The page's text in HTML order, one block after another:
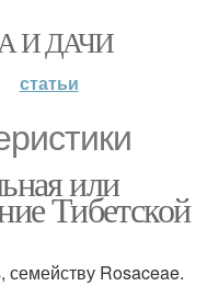
И ДАЧИ
статьи
или
Тибетской
семейству Rosaceae.